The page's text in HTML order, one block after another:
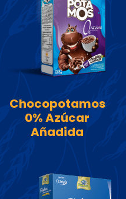
Chocopotamos
0% Azúcar
Añadida